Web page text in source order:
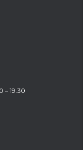
– 19.30